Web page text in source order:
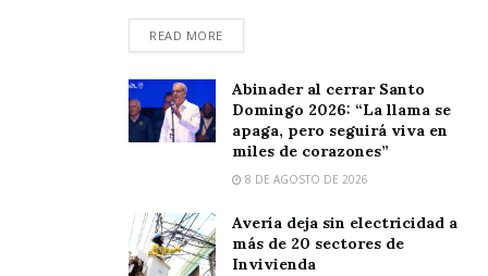
READ MORE
Abinader al cerrar Santo
Domingo 2026: “La llama se
apaga, pero seguirá viva en
miles de corazones”
8 DE AGOSTO DE 2026
Avería deja sin electricidad a
más de 20 sectores de
Invivienda